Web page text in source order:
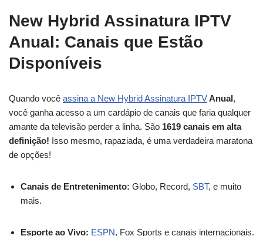
New Hybrid Assinatura IPTV
Anual: Canais que Estão
Disponíveis
Quando você assina a New Hybrid Assinatura IPTVAnual,
você ganha acesso a um cardápio de canais que faria qualquer
amante da televisão perder a linha. São 1619 canais em alta
definição! Isso mesmo, rapaziada, é uma verdadeira maratona
de opções!
Canais de Entretenimento: Globo, Record, SBT, e muito
mais.
Esporte ao Vivo: ESPN, Fox Sports e canais internacionais.